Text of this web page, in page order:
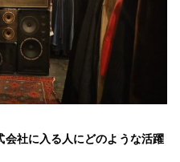
社に入る人にどのような活躍